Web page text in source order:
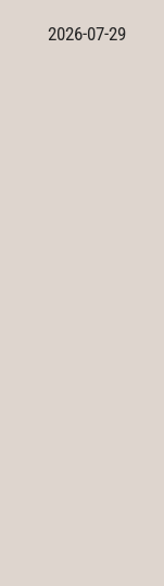
2026-07-29